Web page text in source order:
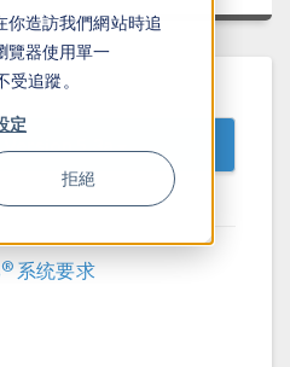
你造訪我們網站時追
覽器使用單一
追蹤。
定
拒絕
® 系统要求